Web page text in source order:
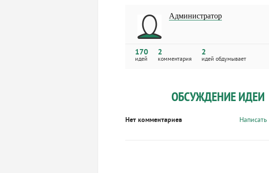
Администратор
170
идей
2
комментария
2
идей обдумывает
ОБСУЖДЕНИЕ ИДЕИ
Нет комментариев